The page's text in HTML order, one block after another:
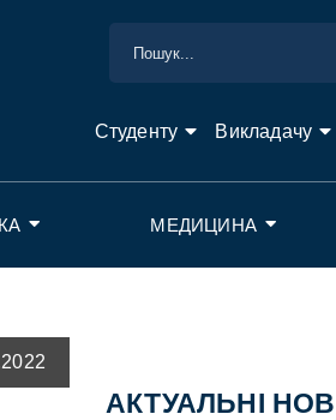
Студенту Викладачу
МЕДИЦИНА
АКТУАЛЬНІ